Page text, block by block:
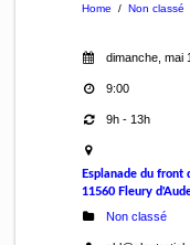
Home / Non classé
dimanche, mai
9:00
9h - 13h
Esplanade du front
11560 Fleury
Non classé